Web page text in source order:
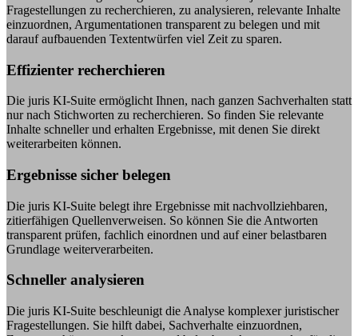
Fragestellungen zu recherchieren, zu analysieren, relevante Inhalte
einzuordnen, Argumentationen transparent zu belegen und mit
darauf aufbauenden Textentwürfen viel Zeit zu sparen.
Effizienter recherchieren
Die juris KI-Suite ermöglicht Ihnen, nach ganzen Sachverhalten statt
nur nach Stichworten zu recherchieren. So finden Sie relevante
Inhalte schneller und erhalten Ergebnisse, mit denen Sie direkt
weiterarbeiten können.
Ergebnisse sicher belegen
Die juris KI-Suite belegt ihre Ergebnisse mit nachvollziehbaren,
zitierfähigen Quellenverweisen. So können Sie die Antworten
transparent prüfen, fachlich einordnen und auf einer belastbaren
Grundlage weiterverarbeiten.
Schneller analysieren
Die juris KI-Suite beschleunigt die Analyse komplexer juristischer
Fragestellungen. Sie hilft dabei, Sachverhalte einzuordnen,